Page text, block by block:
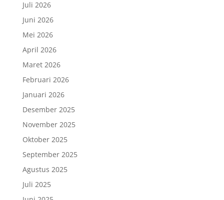
Juli 2026
Juni 2026
Mei 2026
April 2026
Maret 2026
Februari 2026
Januari 2026
Desember 2025
November 2025
Oktober 2025
September 2025
Agustus 2025
Juli 2025